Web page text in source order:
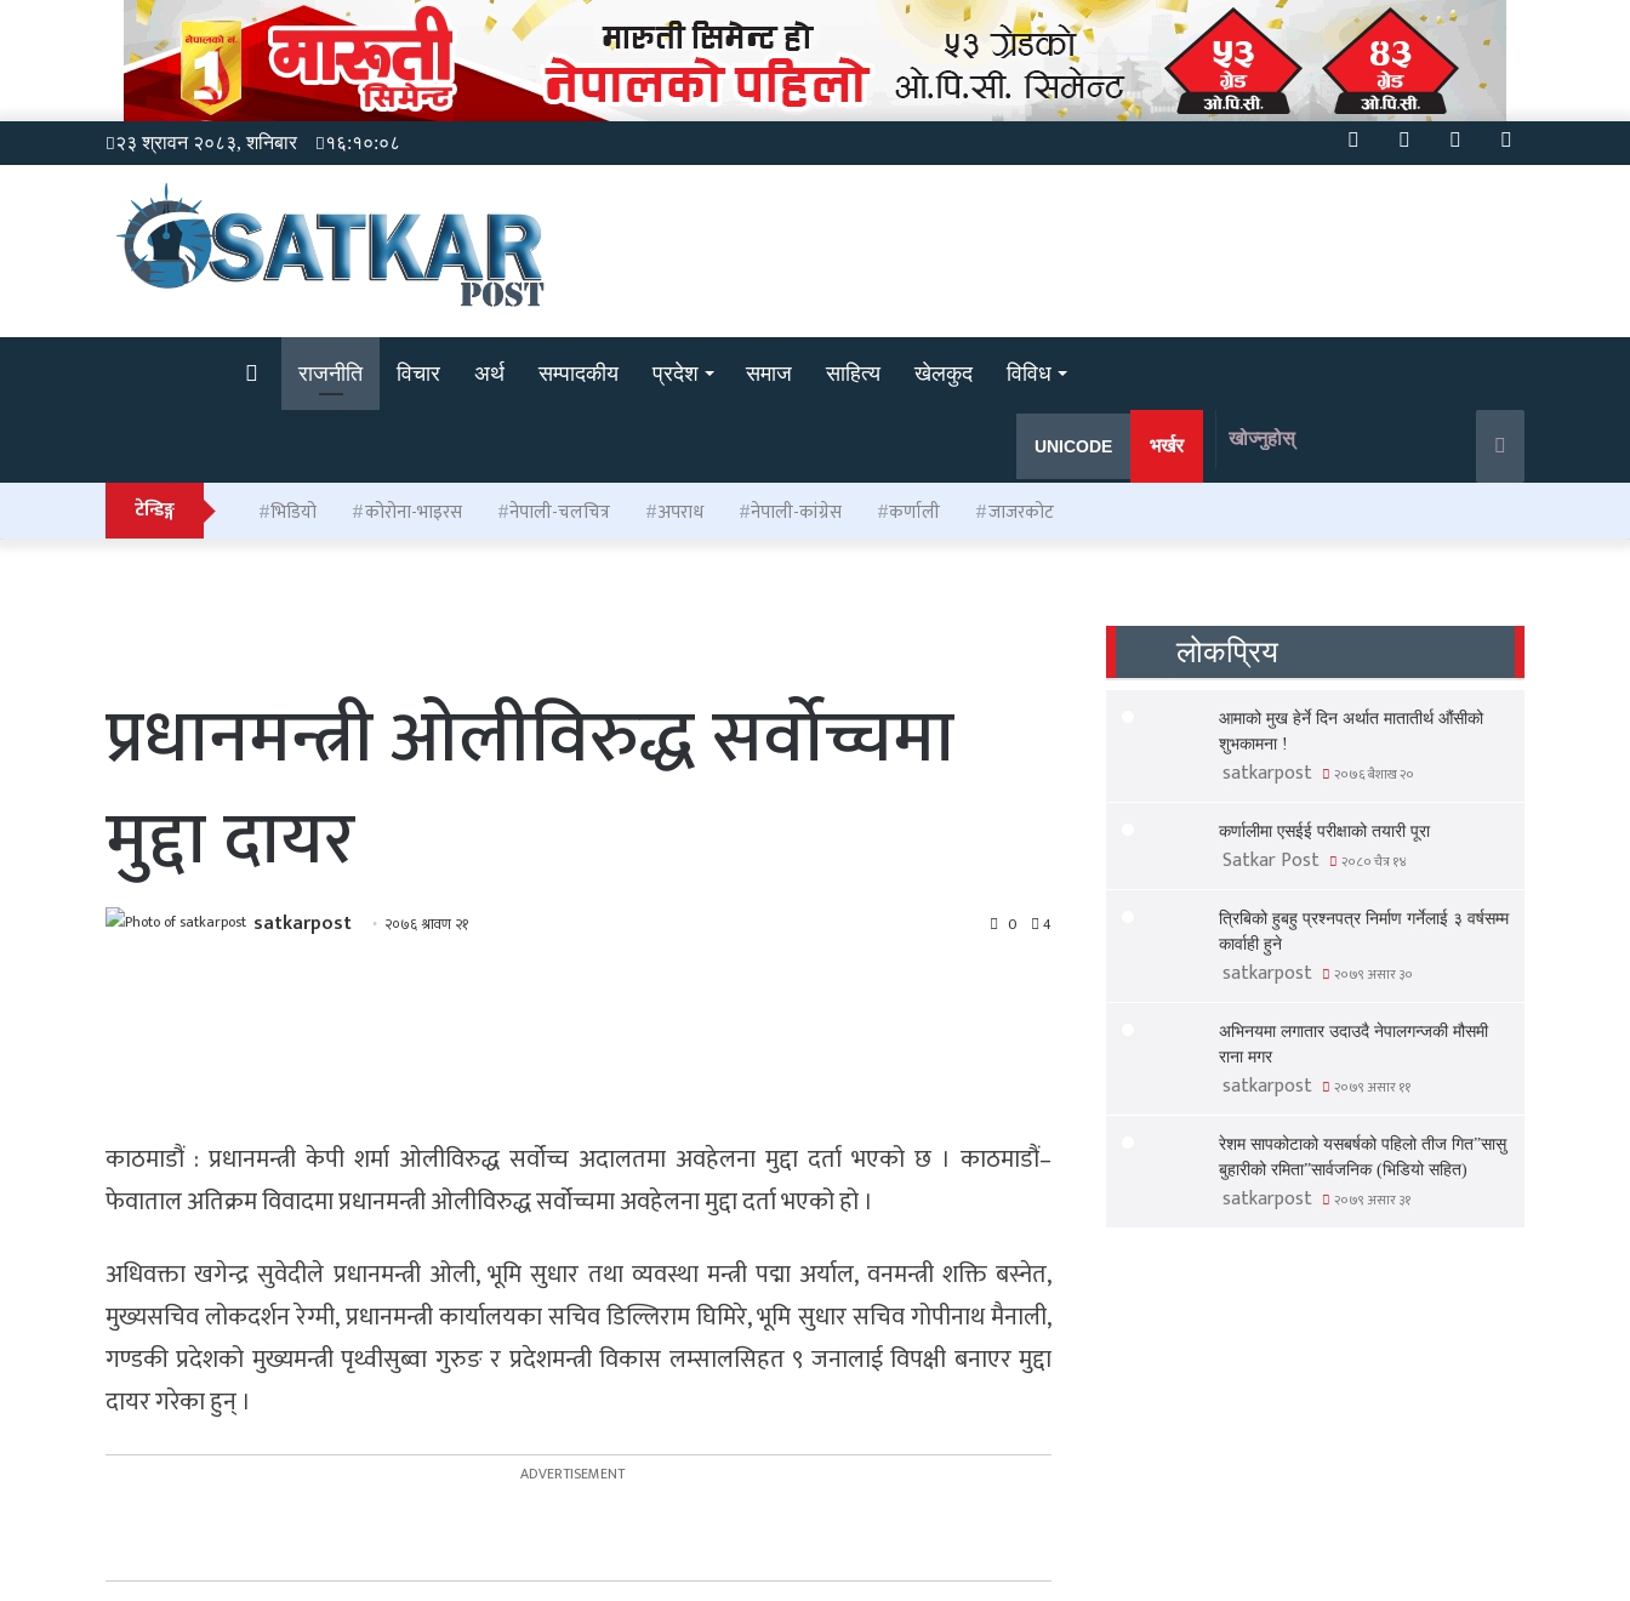
२३ श्रावन २०८३, शनिबार १६:१०:०८ YouTube
Twitter
Facebook
राजनीति विचार अर्थ सम्पादकीय प्रदेश समाज साहित्य खेलकुद विविध
भर्खर
UNICODE
टेन्डिङ्ग भिडियो कोरोना-भाइरस नेपाली-चलचित्र अपराध नेपाली-कांग्रेस कर्णाली जाजरकोट
प्रधानमन्त्री ओलीविरुद्ध सर्वोच्चमा
मुद्दा दायर
satkarpost २०७६ श्रावण २१ 0 4
काठमाडौं : प्रधानमन्त्री केपी शर्मा ओलीविरुद्ध सर्वोच्च अदालतमा अवहेलना मुद्दा दर्ता भएको छ । काठमाडौं–
फेवाताल अतिक्रम विवादमा प्रधानमन्त्री ओलीविरुद्ध सर्वोच्चमा अवहेलना मुद्दा दर्ता भएको हो ।
अधिवक्ता खगेन्द्र सुवेदीले प्रधानमन्त्री ओली, भूमि सुधार तथा व्यवस्था मन्त्री पद्मा अर्याल, वनमन्त्री शक्ति बस्नेत,
मुख्यसचिव लोकदर्शन रेग्मी, प्रधानमन्त्री कार्यालयका सचिव डिल्लिराम घिमिरे, भूमि सुधार सचिव गोपीनाथ मैनाली,
गण्डकी प्रदेशको मुख्यमन्त्री पृथ्वीसुब्वा गुरुङ र प्रदेशमन्त्री विकास लम्सालसिहत ९ जनालाई विपक्षी बनाएर मुद्दा
दायर गरेका हुन् ।
लोकप्रिय
आमाको मुख हेर्ने दिन अर्थात मातातीर्थ औंसीको
शुभकामना !
satkarpost २०७६ बैशाख २०
कर्णालीमा एसईई परीक्षाको तयारी पूरा
Satkar Post २०८० चैत्र १४
त्रिबिको हुबहु प्रश्नपत्र निर्माण गर्नेलाई ३ वर्षसम्म
कार्वाही हुने
satkarpost २०७९ असार ३०
अभिनयमा लगातार उदाउदै नेपालगन्जकी मौसमी
राना मगर
satkarpost २०७९ असार ११
रेशम सापकोटाको यसबर्षको पहिलो तीज गित”सासु
बुहारीको रमिता”सार्वजनिक (भिडियो सहित)
satkarpost २०७९ असार ३१